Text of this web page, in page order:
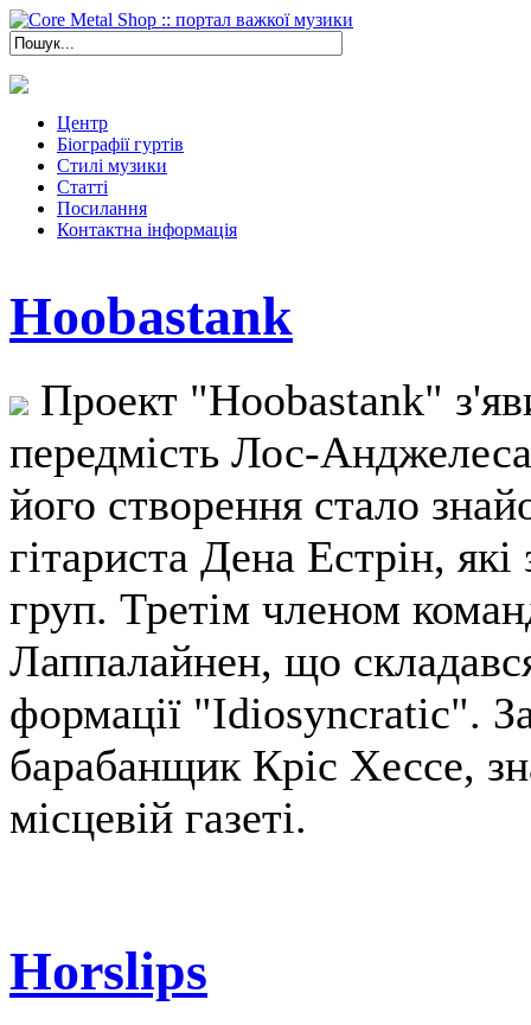
Центр
Біографії гуртів
Стилі музики
Статті
Посилання
Контактна інформація
Hoobastank
Проект "Hoobastank"
передмість Лос-
його створення стало
гітариста Дена Естрін,
груп. Третім членом
Лаппалайнен, що
формації "Idiosyncratic".
барабанщик Кріс Хессе,
місцевій газеті.
Horslips